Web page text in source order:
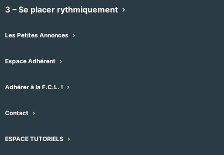
3 – Se placer rythmiquement
Les Petites Annonces
Espace Adhérent
Adhérer à la F.C.L. !
Contact
ESPACE TUTORIELS
À venir